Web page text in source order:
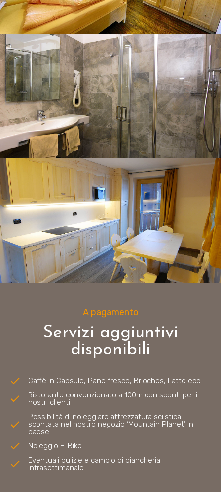
A pagamento
Servizi aggiuntivi
disponibili
Caffè in Capsule, Pane fresco, Brioches, Latte ecc……
Ristorante convenzionato a 100m con sconti per i
nostri clienti
Possibilità di noleggiare attrezzatura sciistica
scontata nel nostro negozio ‘Mountain Planet’ in
paese
Noleggio E-Bike
Eventuali pulizie e cambio di biancheria
infrasettimanale